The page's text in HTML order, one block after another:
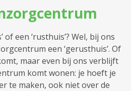
of een ‘rusthuis’? Wel, bij ons
een ‘gerusthuis’. Of
maar even bij ons verblijft
komt wonen: je hoeft je
te maken, ook niet over de